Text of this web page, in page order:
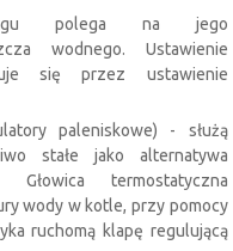
polega na jego
wodnego. Ustawienie
się przez ustawienie
paleniskowe) - służą
stałe jako alternatywa
termostatyczna
wody w kotle, przy pomocy
ruchomą klapę regulującą